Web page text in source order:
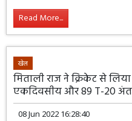
Read More...
खेल
मिताली राज ने क्रिकेट से
एकदिवसीय और 89 T-20
08 Jun 2022 16:28:40